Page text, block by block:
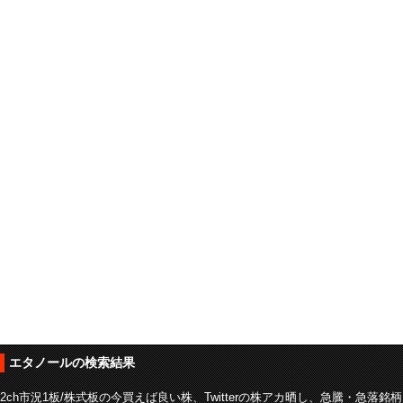
エタノールの検索結果
2ch市況1板/株式板の今買えば良い株、Twitterの株アカ晒し、急騰・急落銘柄